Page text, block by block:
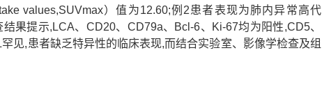
values,SUVmax）值为12.60;例2患者表现为肺内异常高代
果提示,LCA、CD20、CD79a、Bcl-6、Ki-67均为阳性,CD5、
见,患者缺乏特异性的临床表现,而结合实验室、影像学检查及组